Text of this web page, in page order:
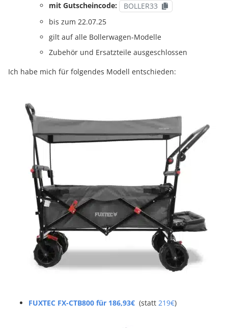
mit Gutscheincode:
BOLLER33
bis zum 22.07.25
gilt auf alle Bollerwagen-Modelle
Zubehör und Ersatzteile ausgeschlossen
Ich habe mich für folgendes Modell entschieden:
FUXTEC FX-CTB800 für 186,93€ (statt 219€)